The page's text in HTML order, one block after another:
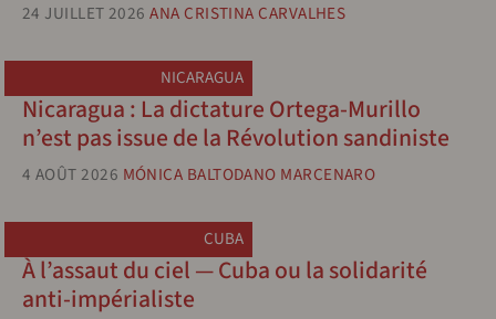
24 JUILLET 2026 ANA CRISTINA CARVALHES
NICARAGUA
Nicaragua : La dictature Ortega-Murillo
n’est pas issue de la Révolution sandiniste
4 AOÛT 2026 MÓNICA BALTODANO MARCENARO
CUBA
À l’assaut du ciel — Cuba ou la solidarité
anti-impérialiste